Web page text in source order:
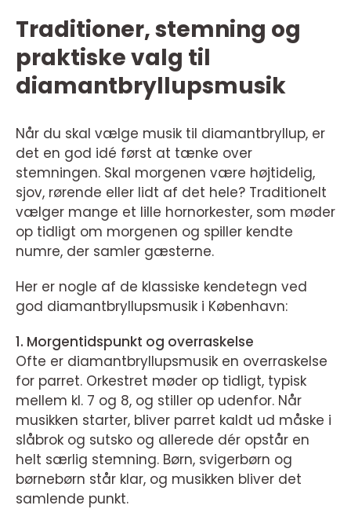
Traditioner, stemning og
praktiske valg til
diamantbryllupsmusik
Når du skal vælge musik til diamantbryllup, er
det en god idé først at tænke over
stemningen. Skal morgenen være højtidelig,
sjov, rørende eller lidt af det hele? Traditionelt
vælger mange et lille hornorkester, som møder
op tidligt om morgenen og spiller kendte
numre, der samler gæsterne.
Her er nogle af de klassiske kendetegn ved
god diamantbryllupsmusik i København:
1. Morgentidspunkt og overraskelse
Ofte er diamantbryllupsmusik en overraskelse
for parret. Orkestret møder op tidligt, typisk
mellem kl. 7 og 8, og stiller op udenfor. Når
musikken starter, bliver parret kaldt ud måske i
slåbrok og sutsko og allerede dér opstår en
helt særlig stemning. Børn, svigerbørn og
børnebørn står klar, og musikken bliver det
samlende punkt.